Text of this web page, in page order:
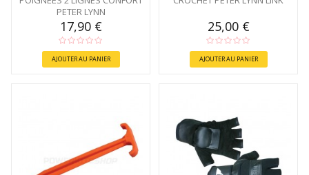
PETER LYNN
17,90 €
AJOUTER AU PANIER
25,00 €
AJOUTER AU PANIER